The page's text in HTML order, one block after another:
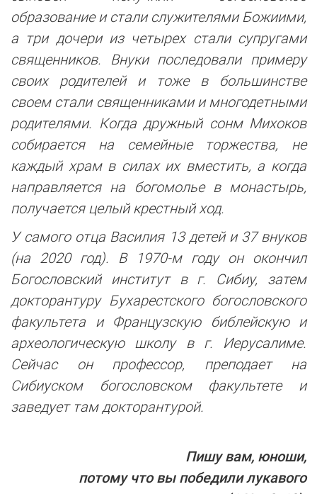
образование и стали служителями Божиими,
а три дочери из четырех стали супругами
священников. Внуки последовали примеру
своих родителей и тоже в большинстве
своем стали священниками и многодетными
родителями. Когда дружный сонм Михоков
собирается на семейные торжества, не
каждый храм в силах их вместить, а когда
направляется на богомолье в монастырь,
получается целый крестный ход.
У самого отца Василия 13 детей и 37 внуков
(на 2020 год). В 1970-м году он окончил
Богословский институт в г. Сибиу, затем
докторантуру Бухарестского богословского
факультета и Французскую библейскую и
археологическую школу в г. Иерусалиме.
Сейчас он профессор, преподает на
Сибиуском богословском факультете и
заведует там докторантурой.
Пишу вам, юноши,
потому что вы победили лукавого